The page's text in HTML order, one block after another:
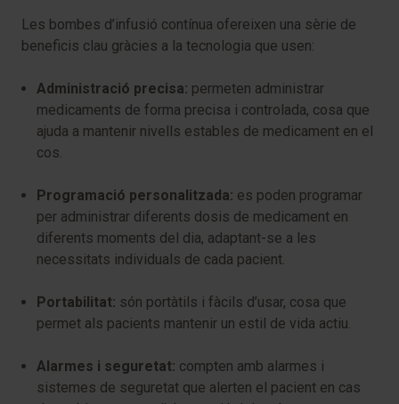
Les bombes d’infusió contínua ofereixen una sèrie de
beneficis clau gràcies a la tecnologia que usen:
Administració precisa: permeten administrar
medicaments de forma precisa i controlada, cosa que
ajuda a mantenir nivells estables de medicament en el
cos.
Programació personalitzada: es poden programar
per administrar diferents dosis de medicament en
diferents moments del dia, adaptant-se a les
necessitats individuals de cada pacient.
Portabilitat: són portàtils i fàcils d’usar, cosa que
permet als pacients mantenir un estil de vida actiu.
Alarmes i seguretat: compten amb alarmes i
sistemes de seguretat que alerten el pacient en cas